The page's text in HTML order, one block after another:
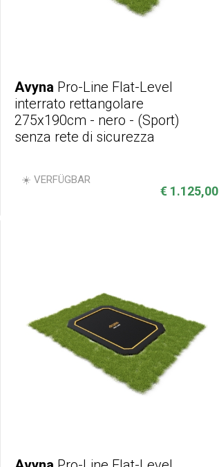
Avyna Pro-Line Flat-Level
interrato rettangolare
275x190cm - nero - (Sport)
senza rete di sicurezza
€ 1.125,00
☀️ VERFÜGBAR